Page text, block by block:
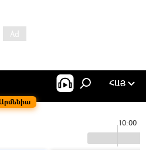
ՀԱՅ
10:00